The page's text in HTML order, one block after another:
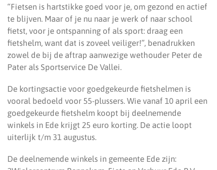
“Fietsen is hartstikke goed voor je, om gezond en actief
te blijven. Maar of je nu naar je werk of naar school
fietst, voor je ontspanning of als sport: draag een
fietshelm, want dat is zoveel veiliger!”, benadrukken
zowel de bij de aftrap aanwezige wethouder Peter de
Pater als Sportservice De Vallei.
De kortingsactie voor goedgekeurde fietshelmen is
vooral bedoeld voor 55-plussers. Wie vanaf 10 april een
goedgekeurde fietshelm koopt bij deelnemende
winkels in Ede krijgt 25 euro korting. De actie loopt
uiterlijk t/m 31 augustus.
De deelnemende winkels in gemeente Ede zijn: